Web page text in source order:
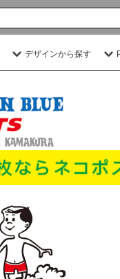
デザインから探す